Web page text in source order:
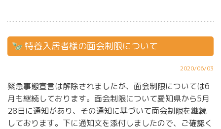
特養入居者様の面会制限について
2020/06/03
緊急事態宣言は解除されましたが、面会制限については6
月も継続しております。面会制限について愛知県から5月
28日に通知があり、その通知に基づいて面会制限を継続
しております。下に通知文を添付しましたので、ご確認く